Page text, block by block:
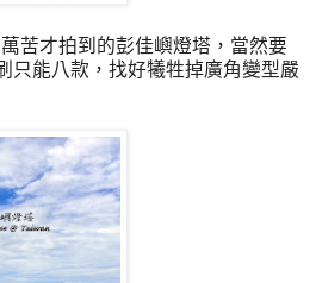
苦才拍到的彭佳嶼燈塔，當然要
只能八款，找好犧牲掉廣角變型嚴